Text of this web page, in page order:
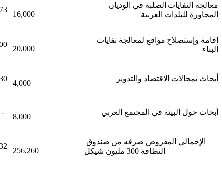
معالجة النفايات الصلبة في الوديان
المجاورة للبلدات العربية
16,000
إقامة وإستصلاح مواقع لمعالجة نفايات
البناء
20,000
أبحاث بمجالات الاقتصاد والتدوير
4,000
أبحاث حول البيئة في المجتمع العربي
8,000
الإجمالي المفروض صرفه من صندوق
النظافة 300 مليون شيكل
256,260